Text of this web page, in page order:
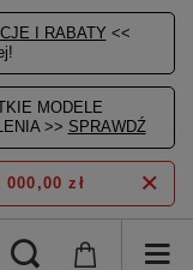
I RABATY <<
MODELE
>> SPRAWDŹ
000,00 zł